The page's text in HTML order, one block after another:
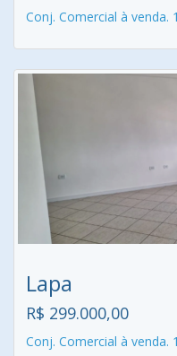
Conj. Comercial à venda.
Lapa
R$ 299.000,00
Conj. Comercial à